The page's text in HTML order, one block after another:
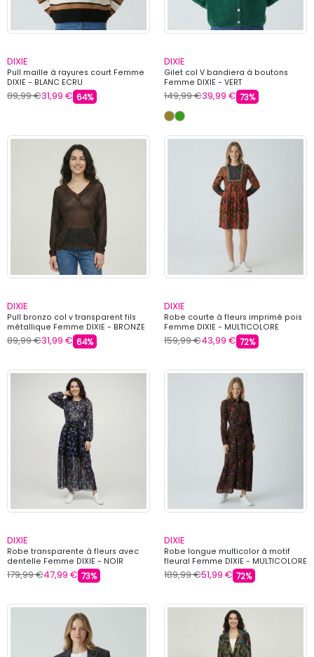
DIXIE
Pull maille à rayures court Femme
DIXIE - BLANC ECRU
89,99 €31,99 € 64%
DIXIE
Gilet col V bandiera à boutons
Femme DIXIE - VERT
149,99 €39,99 € 73%
DIXIE
Pull bronzo col v transparent fils
métallique Femme DIXIE - BRONZE
89,99 €31,99 € 64%
DIXIE
Robe courte à fleurs imprimé pois
Femme DIXIE - MULTICOLORE
159,99 €43,99 € 72%
DIXIE
Robe transparente à fleurs avec
dentelle Femme DIXIE - NOIR
179,99 €47,99 € 73%
DIXIE
Robe longue multicolor à motif
fleural Femme DIXIE - MULTICOLORE
189,99 €51,99 € 72%